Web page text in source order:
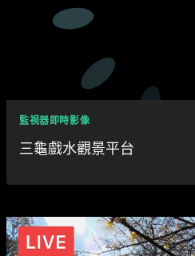
監視器即時影像
三龜戲水觀景平台